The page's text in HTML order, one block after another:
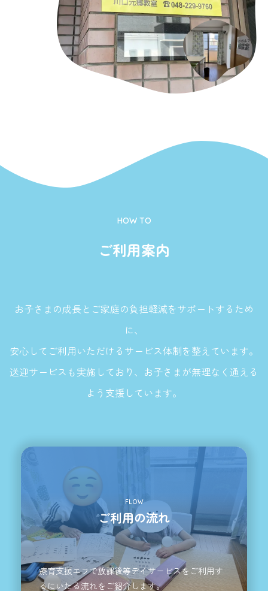
HOW TO
ご利用案内
お子さまの成長とご家庭の負担軽減をサポートするため
に、
安心してご利用いただけるサービス体制を整えています。
送迎サービスも実施しており、お子さまが無理なく通える
よう支援しています。
FLOW
ご利用の流れ
療育支援エフで放課後等デイサービスをご利用す
るにいたる流れをご紹介します。